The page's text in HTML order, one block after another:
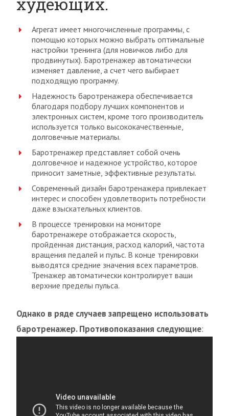
Агрегат имеет многочисленные программы, с
помощью которых можно выбрать оптимальные
настройки тренинга (для новичков либо для
продвинутых). Баротренажер автоматически
изменяет давление, а счет чего выбирает
подходящую программу.
Надежность баротренажера обеспечивается
благодаря подбору лучших компонентов и
электронных систем, кроме того производитель
используется только высококачественные,
долговечные материалы.
Баротренажер представляет собой очень
долговечное и надежное устройство, которое
приносит заметные, эффективные результаты.
Современный дизайн баротренажера привлекает
интерес и способен удовлетворить потребности
даже взыскательных клиентов.
В процессе тренировки на мониторе
баротренажере отображается скорость,
пройденная дистанция, расход калорий, частота
вращения педалей и пульс. В конце тренировки
выводятся средние значения всех параметров.
Тренажер автоматически контролирует ваши
верхние пределы пульса.
Однако в ряде случаев запрещено использовать
баротренажер. Противопоказания следующие: